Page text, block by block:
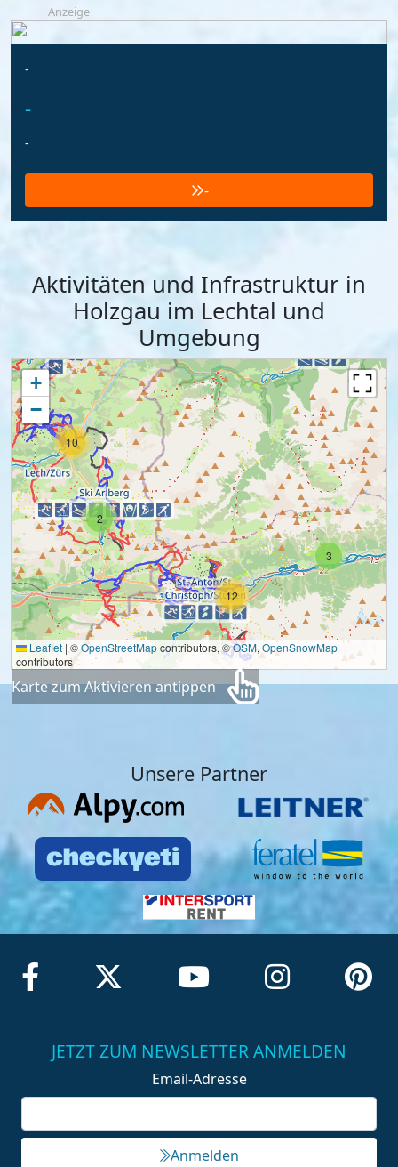
Anzeige
-
-
-
-
Aktivitäten und Infrastruktur in
Holzgau im Lechtal und
Umgebung
2
10
3
12
+
−
Leaflet | ©OpenStreetMapcontributors, ©OSM,OpenSnowMap
contributors
Karte zum Aktivieren antippen
Unsere Partner
JETZT ZUM NEWSLETTER ANMELDEN
Email-Adresse
Anmelden